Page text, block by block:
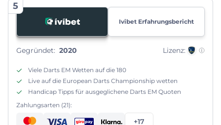
5
Ivibet Erfahrungsbericht
Gegründet: 2020 Lizenz:
Viele Darts EM Wetten auf die 180
Live auf die European Darts Championship wetten
Handicap Tipps für ausgeglichene Darts EM Quoten
Zahlungsarten (21):
+17